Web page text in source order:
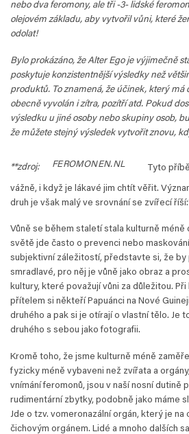
nebo dva feromony, ale tři -3- lidské
olejovém základu, aby vytvořil vůni, které
odolat!
Bylo prokázáno, že Alter Ego je výjimečně
poskytuje konzistentnější výsledky než
produktů. To znamená, že účinek, který má
obecně vyvolán i zítra, pozítří atd. Pokud
výsledku u jiné osoby nebo skupiny osob,
že můžete stejný výsledek vytvořit znovu,
**zdroj: FEROMONEN.NL Tyto
vážně, i když je lákavé jim chtít věřit.
druh je však malý ve srovnání se zvířecí
Vůně se během staletí stala kulturně méně
světě jde často o prevenci nebo
subjektivní záležitostí, představte si, že by
smradlavé, pro něj je vůně jako obraz a
kultury, které považují vůni za důležitou. Při
přítelem si někteří Papuánci na Nové
druhého a pak si je otírají o vlastní tělo. Je
druhého s sebou jako fotografii.
Kromě toho, že jsme kulturně méně
fyzicky méně vybaveni než zvířata a
vnímání feromonů, jsou v naší nosní dutině
rudimentární zbytky, podobně jako máme
Jde o tzv. vomeronazální orgán, který je na
čichovým orgánem. Lidé a mnoho dalších